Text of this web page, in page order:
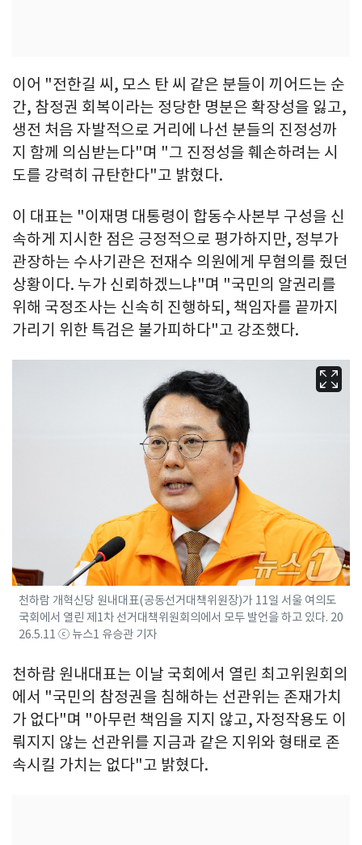
이어 "전한길 씨, 모스 탄 씨 같은 분들이 끼어드는 순
간, 참정권 회복이라는 정당한 명분은 확장성을 잃고,
생전 처음 자발적으로 거리에 나선 분들의 진정성까
지 함께 의심받는다"며 "그 진정성을 훼손하려는 시
도를 강력히 규탄한다"고 밝혔다.
이 대표는 "이재명 대통령이 합동수사본부 구성을 신
속하게 지시한 점은 긍정적으로 평가하지만, 정부가
관장하는 수사기관은 전재수 의원에게 무혐의를 줬던
상황이다. 누가 신뢰하겠느냐"며 "국민의 알권리를
위해 국정조사는 신속히 진행하되, 책임자를 끝까지
가리기 위한 특검은 불가피하다"고 강조했다.
천하람 개혁신당 원내대표(공동선거대책위원장)가 11일 서울 여의도
국회에서 열린 제1차 선거대책위원회의에서 모두 발언을 하고 있다. 20
26.5.11 ⓒ 뉴스1 유승관 기자
천하람 원내대표는 이날 국회에서 열린 최고위원회의
에서 "국민의 참정권을 침해하는 선관위는 존재가치
가 없다"며 "아무런 책임을 지지 않고, 자정작용도 이
뤄지지 않는 선관위를 지금과 같은 지위와 형태로 존
속시킬 가치는 없다"고 밝혔다.